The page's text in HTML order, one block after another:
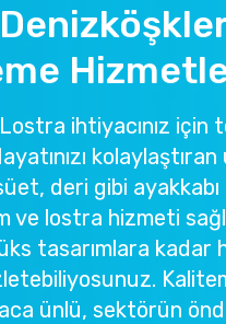
ihtiyacınız için
deri gibi
ve lostra hizmeti
tasarımlara kadar
ünlü, sektörün